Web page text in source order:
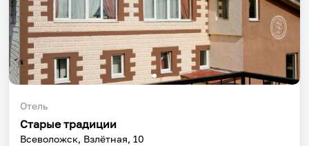
Отель
Старые традиции
Всеволожск, Взлётная, 10